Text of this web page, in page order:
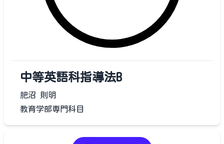
中等英語科指導法B
肥沼 則明
教育学部専門科目